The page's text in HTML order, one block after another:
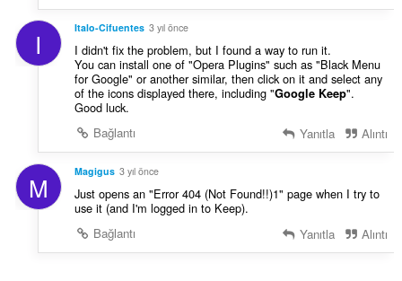
I Italo-Cifuentes 3 yıl önce
I didn't fix the problem, but I found a way to run it.
You can install one of "Opera Plugins" such as "Black Menu
for Google" or another similar, then click on it and select any
of the icons displayed there, including "Google Keep".
Good luck.
Bağlantı
Yanıtla Alıntı
M Magigus 3 yıl önce
Just opens an "Error 404 (Not Found!!)1" page when I try to
use it (and I'm logged in to Keep).
Bağlantı
Yanıtla Alıntı